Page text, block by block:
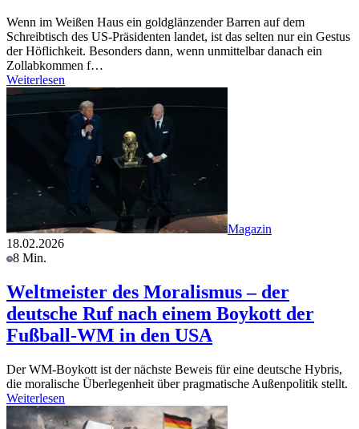
Wenn im Weißen Haus ein goldglänzender Barren auf dem
Schreibtisch des US-Präsidenten landet, ist das selten nur ein Gestus
der Höflichkeit. Besonders dann, wenn unmittelbar danach ein
Zollabkommen f…
Weiterlesen
Magazin
18.02.2026
8 Min.
Weltmeister des Moralismus – der
deutsche Ruf nach einem Boykott der
Fußball-WM in den USA
Der WM-Boykott ist der nächste Beweis für eine deutsche Hybris,
die moralische Überlegenheit über pragmatische Außenpolitik stellt.
Weiterlesen